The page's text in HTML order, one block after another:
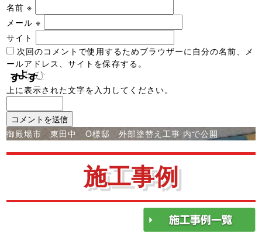
名前※
メール※
サイト
次回のコメントで使用するためブラウザーに自分の名前、メ
ールアドレス、サイトを保存する。
上に表示された文字を入力してください。
投
稿
ゲ
御殿場市 東田中 O様邸 外部塗替え工事 内で公開
施工事例